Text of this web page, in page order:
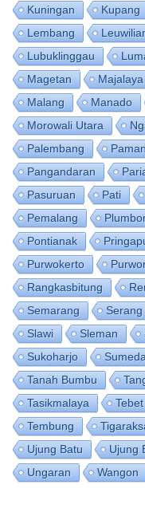
Kuningan
Kupang
Lembang
Lubuklinggau
Magetan
Majalaya
Malang
Manado
Morowali Utara
Palembang
Pangandaran
Pasuruan
Pati
Pemalang
Pontianak
Purwokerto
Rangkasbitung
Semarang
Serang
Slawi
Sleman
Sukoharjo
Tanah Bumbu
Tasikmalaya
Tebet
Tembung
Ujung Batu
Ujung
Ungaran
Wangon